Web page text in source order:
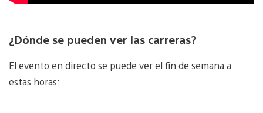
¿Dónde se pueden ver las carreras?
El evento en directo se puede ver el fin de semana a
estas horas: